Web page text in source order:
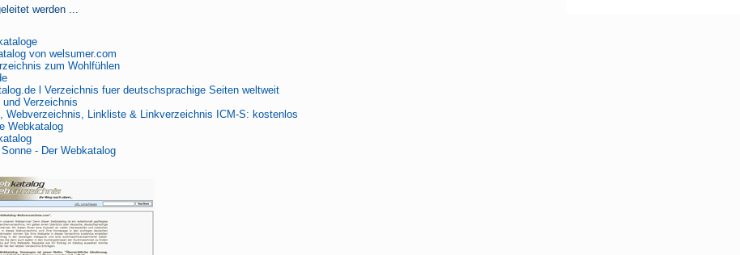
werden ...
von welsumer.com
zum Wohlfühlen
l Verzeichnis fuer deutschsprachige Seiten weltweit
Verzeichnis
Webverzeichnis, Linkliste & Linkverzeichnis ICM-S: kostenlos
Webkatalog
- Der Webkatalog